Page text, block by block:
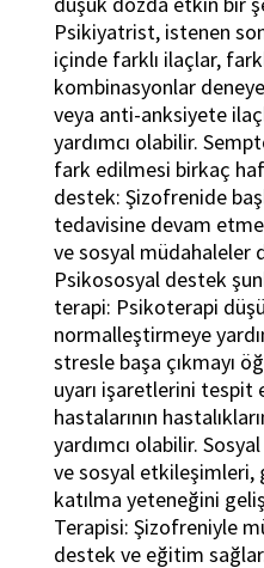
Psikiyatrist, istenen
içinde farklı ilaçlar,
kombinasyonlar
veya anti-anksiyete
yardımcı olabilir.
fark edilmesi birkaç
destek: Şizofrenide
tedavisine devam
ve sosyal müdahaleler
Psikososyal destek
terapi: Psikoterapi
normalleştirmeye
stresle başa çıkmayı
uyarı işaretlerini
hastalarının
yardımcı olabilir.
ve sosyal
katılma yeteneğini
Terapisi: Şizofreniyle
destek ve eğitim